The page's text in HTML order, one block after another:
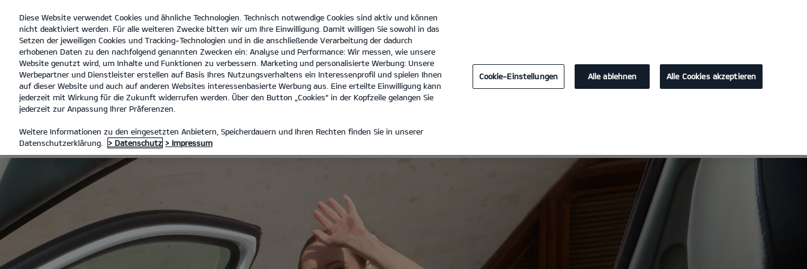
open
menu
Autohaus Gotthard König GmbH Tel. :03328-33100-0
KIA ZERTIFIZIERTE GEBRAUCHTWAGEN
KIA ZERTIFIZIERTE GEBRAUCHTWAGEN
Diese Website verwendet Cookies und ähnliche Technologien. Technisch notwendige Cookies sind aktiv und können
nicht deaktiviert werden. Für alle weiteren Zwecke bitten wir um Ihre Einwilligung. Damit willigen Sie sowohl in das
Setzen der jeweiligen Cookies und Tracking-Technologien und in die anschließende Verarbeitung der dadurch
erhobenen Daten zu den nachfolgend genannten Zwecken ein: Analyse und Performance: Wir messen, wie unsere
Website genutzt wird, um Inhalte und Funktionen zu verbessern. Marketing und personalisierte Werbung: Unsere
Werbepartner und Dienstleister erstellen auf Basis Ihres Nutzungsverhaltens ein Interessenprofil und spielen Ihnen
auf dieser Website und auch auf anderen Websites interessenbasierte Werbung aus. Eine erteilte Einwilligung kann
jederzeit mit Wirkung für die Zukunft widerrufen werden. Über den Button „Cookies“ in der Kopfzeile gelangen Sie
jederzeit zur Anpassung Ihrer Präferenzen.
Weitere Informationen zu den eingesetzten Anbietern, Speicherdauern und Ihren Rechten finden Sie in unserer
Datenschutzerklärung.
> Datenschutz > Impressum
Cookie-Einstellungen Alle ablehnen Alle Cookies akzeptieren